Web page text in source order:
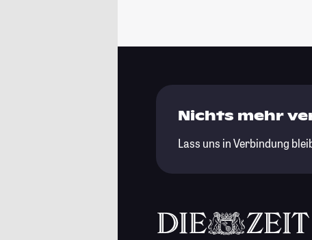
Nichts mehr
Lass uns in Verbindung